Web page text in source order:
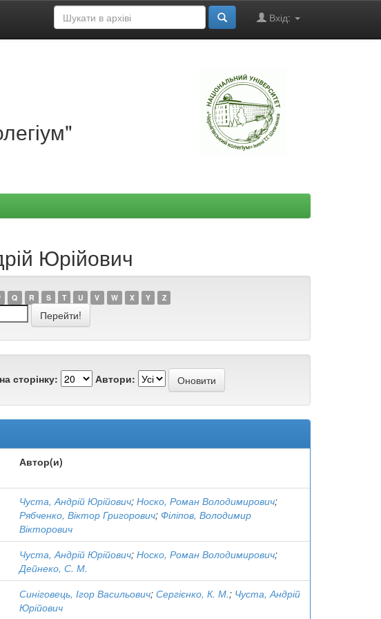
Вхід:
Юрійович
Q R S T U V W X Y Z
сторінку: Автори:
Автор(и)
Чуста, Андрій Юрійович; Носко, Роман Володимирович;
Рябченко, Віктор Григорович; Філіпов, Володимир
Вікторович
Чуста, Андрій Юрійович; Носко, Роман Володимирович;
Дейнеко, С. М.
Синіговець, Ігор Васильович; Сергієнко, К. М.; Чуста, Андрій
Юрійович